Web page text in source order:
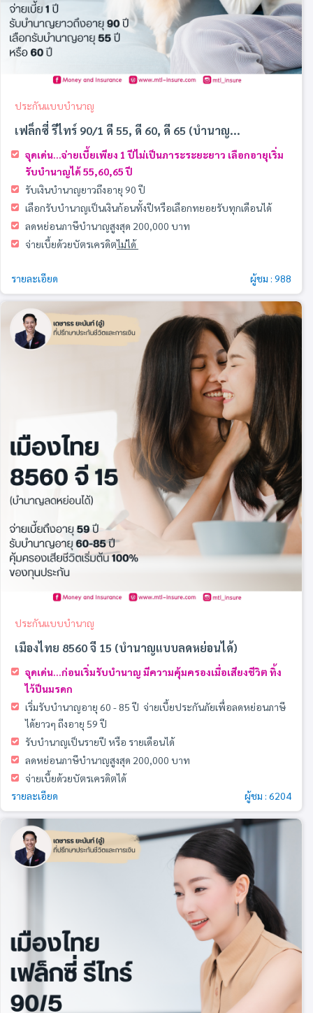
ประกันแบบบำนาญ
เฟล็กซี่ รีไทร์ 90/1 ดี 55, ดี 60, ดี 65 (บำนาญ...
จุดเด่น...จ่ายเบี้ยเพียง 1 ปีไม่เป็นภาระระยะยาว เลือกอายุเริ่ม
รับบำนาญได้ 55,60,65 ปี
รับเงินบํานาญยาวถึงอายุ 90 ปี
เลือกรับบำนาญเป็นเงินก้อนทั้งปีหรือเลือกทยอยรับทุกเดือนได้
ลดหย่อนภาษีบำนาญสูงสุด 200,000 บาท
จ่ายเบี้ยด้วยบัตรเครดิตไม่ได้
รายละเอียด ผู้ชม : 988
ประกันแบบบำนาญ
เมืองไทย 8560 จี 15 (บำนาญแบบลดหย่อนได้)
จุดเด่น...ก่อนเริ่มรับบำนาญ มีความคุ้มครองเมื่อเสียงชีวิต ทิ้ง
ไว้ป็นมรดก
เริ่มรับบำนาญอายุ 60 - 85 ปี จ่ายเบี้ยประกันภัยเพื่อลดหย่อนภาษี
ได้ยาวๆ ถีงอายุ 59 ปี
รับบำนาญเป็นรายปี หรือ รายเดือนได้
ลดหย่อนภาษีบำนาญสูงสุด 200,000 บาท
จ่ายเบี้ยด้วยบัตรเครดิตได้
รายละเอียด
ผู้ชม : 6204